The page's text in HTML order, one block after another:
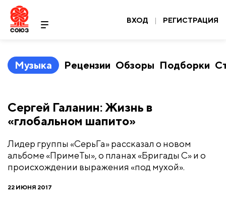
ВХОД | РЕГИСТРАЦИЯ
Музыка Рецензии Обзоры Подборки
Сергей Галанин: Жизнь в
«глобальном шапито»
Лидер группы «СерьГа» рассказал о новом
альбоме «ПримеТы», о планах «Бригады С» и о
происхождении выражения «под мухой».
22 ИЮНЯ 2017